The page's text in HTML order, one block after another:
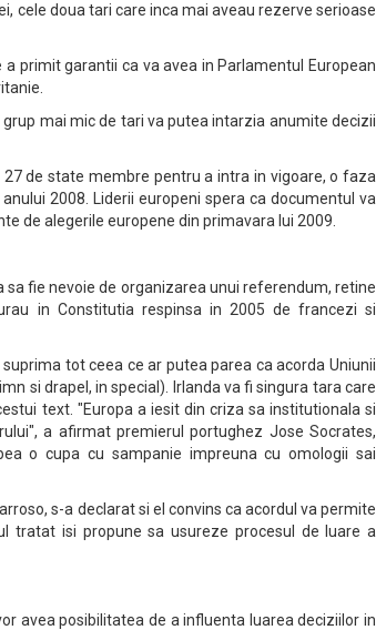
cele doua tari care inca mai aveau rezerve serioase
primit garantii ca va avea in Parlamentul European
mai mic de tari va putea intarzia anumite decizii
de state membre pentru a intra in vigoare, o faza
2008. Liderii europeni spera ca documentul va
de alegerile europene din primavara lui 2009.
fie nevoie de organizarea unui referendum, retine
in Constitutia respinsa in 2005 de francezi si
tot ceea ce ar putea parea ca acorda Uniunii
si drapel, in special). Irlanda va fi singura tara care
text. "Europa a iesit din criza sa institutionala si
a afirmat premierul portughez Jose Socrates,
o cupa cu sampanie impreuna cu omologii sai
s-a declarat si el convins ca acordul va permite
tratat isi propune sa usureze procesul de luare a
avea posibilitatea de a influenta luarea deciziilor in